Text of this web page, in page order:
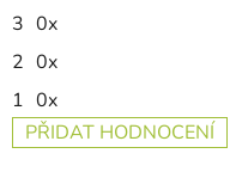
3 0x
2 0x
1 0x
PŘIDAT HODNOCENÍ